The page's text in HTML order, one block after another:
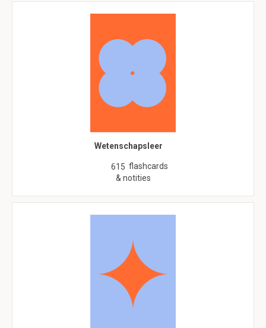
Wetenschapsleer
615 flashcards
& notities